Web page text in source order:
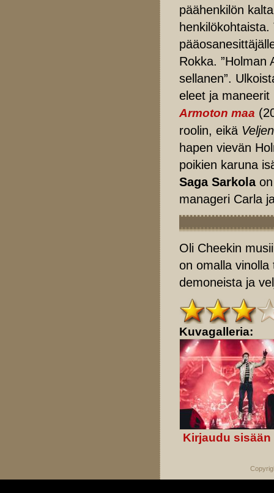
päähenkilön
Rokka. ”Holman
sellanen”.
eleet ja maneerit
Armoton maa
roolin, eikä
hapen vievän
poikien karuna
Saga Sarkolaon
manageri Carla
Oli Cheekin
on omalla
demoneista ja
Kuvagalleria:
Kirjaudu sisään